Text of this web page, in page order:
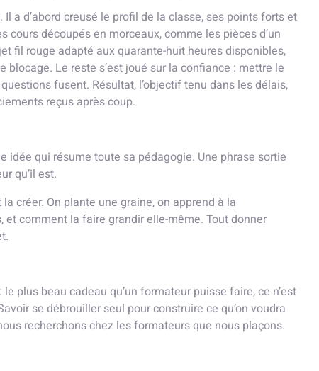
Il a d’abord creusé le profil de la classe, ses points forts et
cours découpés en morceaux, comme les pièces d’un
fil rouge adapté aux quarante-huit heures disponibles,
blocage. Le reste s’est joué sur la confiance : mettre le
fusent. Résultat, l’objectif tenu dans les délais,
reçus après coup.
idée qui résume toute sa pédagogie. Une phrase sortie
qu’il est.
créer. On plante une graine, on apprend à la
et comment la faire grandir elle-même. Tout donner
plus beau cadeau qu’un formateur puisse faire, ce n’est
se débrouiller seul pour construire ce qu’on voudra
recherchons chez les formateurs que nous plaçons.